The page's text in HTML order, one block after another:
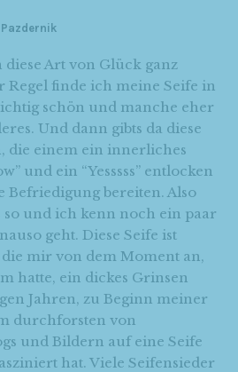
Art von Glück ganz
Regel finde ich meine Seife in
schön und manche eher
Und dann gibts da diese
die einem ein innerliches
und ein “Yesssss” entlocken
Befriedigung bereiten. Also
und ich kenn noch ein paar
geht. Diese Seife ist
mir von dem Moment an,
hatte, ein dickes Grinsen
Jahren, zu Beginn meiner
durchforsten von
und Bildern auf eine Seife
hat. Viele Seifensieder